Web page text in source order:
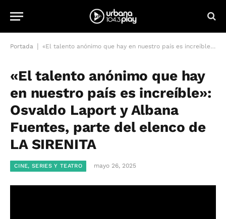
Portada «El talento anónimo que hay en nuestro país es increíble»: Osvaldo Laport y Albana Fuentes, parte del elenco de LA SIRENITA
«El talento anónimo que hay
en nuestro país es increíble»:
Osvaldo Laport y Albana
Fuentes, parte del elenco de
LA SIRENITA
CINE, SERIES Y TEATRO mayo 26, 2025